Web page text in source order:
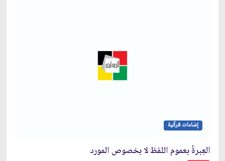
إضاءات قرآنية
العِبرةُ بعموم اللفظ لا بخصوص المورد